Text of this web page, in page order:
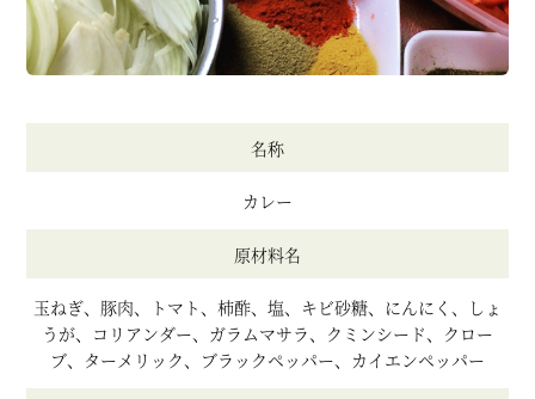
名称
カレー
原材料名
玉ねぎ、豚肉、トマト、柿酢、塩、キビ砂糖、にんにく、しょ
うが、コリアンダー、ガラムマサラ、クミンシード、クロー
ブ、ターメリック、ブラックペッパー、カイエンペッパー